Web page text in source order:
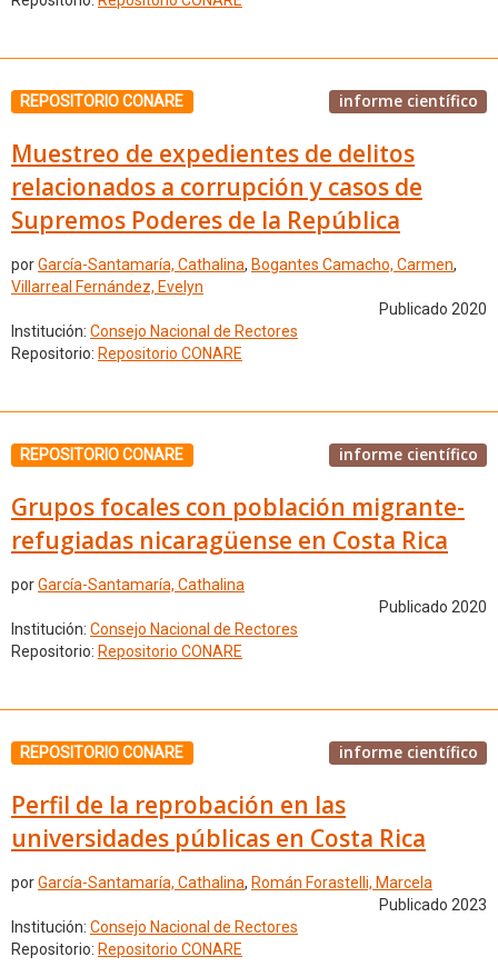
REPOSITORIO CONARE informe científico
Muestreo de expedientes de delitos
relacionados a corrupción y casos de
Supremos Poderes de la República
porGarcía-Santamaría, Cathalina, Bogantes Camacho, Carmen,
Villarreal Fernández, Evelyn
Publicado 2020
Institución: Consejo Nacional de Rectores
Repositorio: Repositorio CONARE
REPOSITORIO CONARE informe científico
Grupos focales con población migrante-
refugiadas nicaragüense en Costa Rica
porGarcía-Santamaría, Cathalina
Publicado 2020
Institución: Consejo Nacional de Rectores
Repositorio: Repositorio CONARE
REPOSITORIO CONARE informe científico
Perfil de la reprobación en las
universidades públicas en Costa Rica
porGarcía-Santamaría, Cathalina, Román Forastelli, Marcela
Publicado 2023
Institución: Consejo Nacional de Rectores
Repositorio: Repositorio CONARE